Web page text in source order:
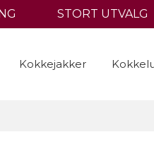
STORT UTVALG
Kokkejakker